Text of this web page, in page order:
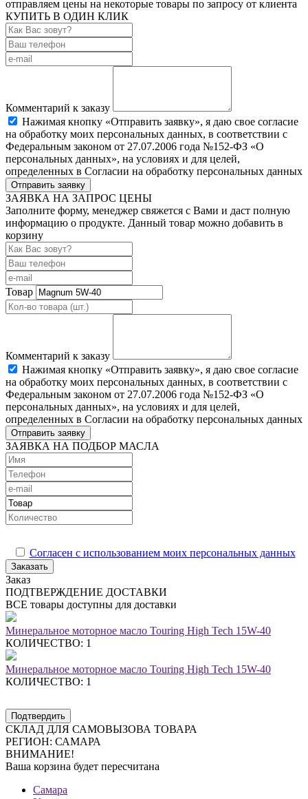
отправляем цены на некоторые товары по запросу от клиента
КУПИТЬ В ОДИН КЛИК
Комментарий к заказу
Нажимая кнопку «Отправить заявку», я даю свое согласие
на обработку моих персональных данных, в соответствии с
Федеральным законом от 27.07.2006 года №152-ФЗ «О
персональных данных», на условиях и для целей,
определенных в Согласии на обработку персональных данных
Отправить заявку
ЗАЯВКА НА ЗАПРОС ЦЕНЫ
Заполните форму, менеджер свяжется с Вами и даст полную
информацию о продукте. Данный товар можно добавить в
корзину
Товар
Комментарий к заказу
Нажимая кнопку «Отправить заявку», я даю свое согласие
на обработку моих персональных данных, в соответствии с
Федеральным законом от 27.07.2006 года №152-ФЗ «О
персональных данных», на условиях и для целей,
определенных в Согласии на обработку персональных данных
Отправить заявку
ЗАЯВКА НА ПОДБОР МАСЛА
Согласен с использованием моих персональных данных
Заказать
Заказ
ПОДТВЕРЖДЕНИЕ ДОСТАВКИ
ВСЕ товары доступны для доставки
Минеральное моторное масло Touring High Tech 15W-40
КОЛИЧЕСТВО: 1
Минеральное моторное масло Touring High Tech 15W-40
КОЛИЧЕСТВО: 1
Подтвердить
СКЛАД ДЛЯ САМОВЫЗОВА ТОВАРА
РЕГИОН: САМАРА
ВНИМАНИЕ!
Ваша корзина будет пересчитана
Самара